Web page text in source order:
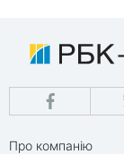
Про компанію